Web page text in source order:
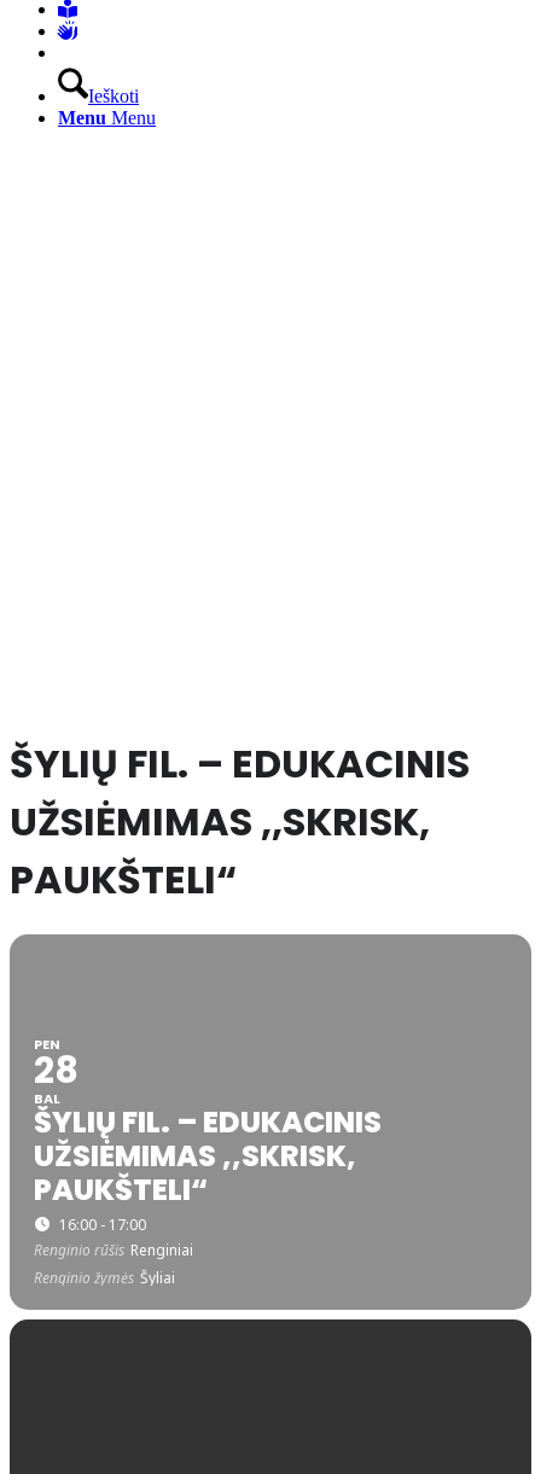
Ieškoti
Menu Menu
ŠYLIŲ FIL. – EDUKACINIS
UŽSIĖMIMAS ,,SKRISK,
PAUKŠTELI“
PEN
28
BAL
ŠYLIŲ FIL. – EDUKACINIS
UŽSIĖMIMAS ,,SKRISK,
PAUKŠTELI“
16:00 - 17:00
Renginio rūšis Renginiai
Renginio žymės Šyliai